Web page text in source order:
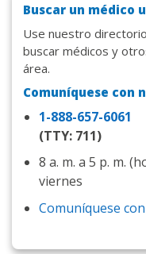
Buscar un médico
Use nuestro
buscar médicos y
área.
Comuníquese con
1-888-657-6061
(TTY: 711)
8 a. m. a 5 p. m.
viernes
Comuníquese